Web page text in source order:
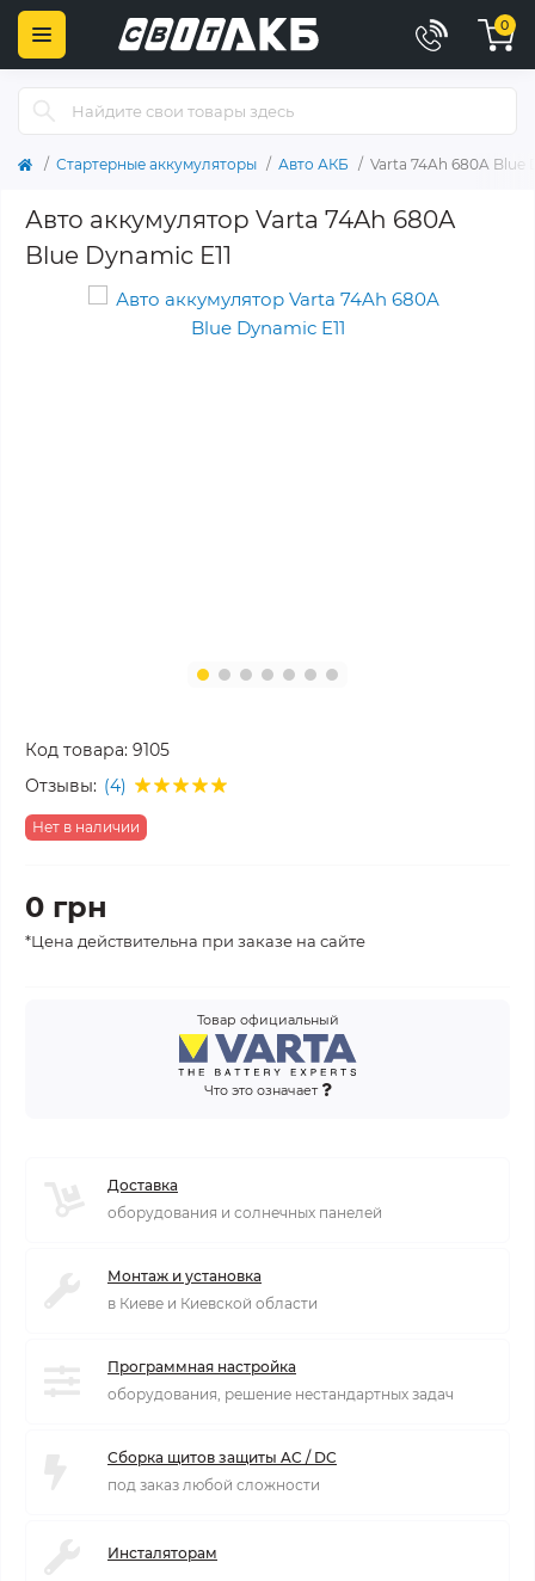
0
Стартерные аккумуляторы Авто АКБ Varta 74Ah 680A Blue
Авто аккумулятор Varta 74Ah 680A
Blue Dynamic E11
Код товара: 9105
Отзывы: (4)
Нет в наличии
0 грн
*Цена действительна при заказе на сайте
Товар официальный
Что это означает
Доставка
оборудования и солнечных панелей
Монтаж и установка
в Киеве и Киевской области
Программная настройка
оборудования, решение нестандартных задач
Сборка щитов защиты AC / DC
под заказ любой сложности
Инсталяторам